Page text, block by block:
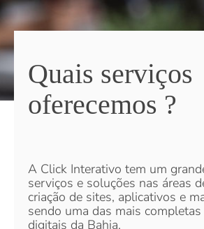
oferecemos ?
criação de sites, aplicativos e
sendo uma das mais completas
digitais da Bahia.